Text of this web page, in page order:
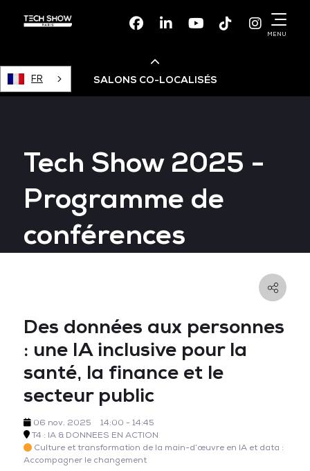
FacebookLinkedinYoutubeTikTok
MENU
FR SALONS CO-LOCALISÉS
Devops Live
Cloud & Cyber Security
Tech Show 2025 -
Programme de
conférences
Des données aux personnes
: une IA inclusive pour la
santé, la finance et le
secteur public
06 nov. 2025
14:00 - 14:45
T4 : IA & DONNEES EN ACTION
Culture et transformation de la main-d’œuvre en IA et data :
Accompagner le changement